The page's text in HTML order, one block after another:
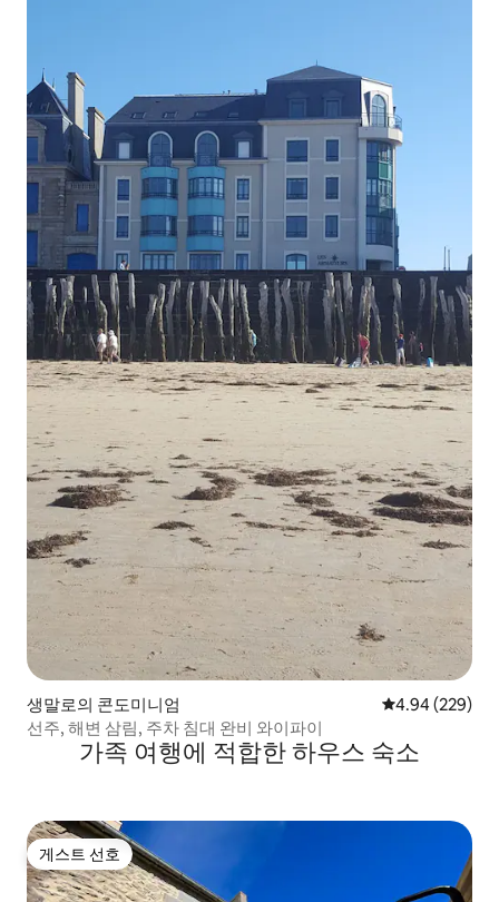
생말로의 콘도미니엄 평점 4.94점(5
4.94 (229)
선주, 해변 삼림, 주차 침대 완비 와이파이
가족 여행에 적합한 하우스 숙소
게스트 선호
게스트 선호